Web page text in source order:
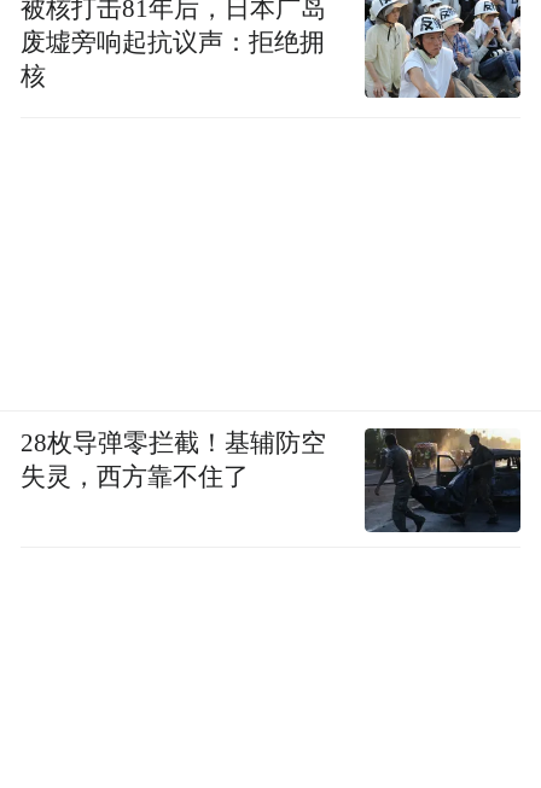
被核打击81年后，日本广岛
废墟旁响起抗议声：拒绝拥
核
28枚导弹零拦截！基辅防空
失灵，西方靠不住了